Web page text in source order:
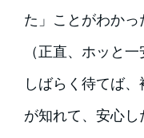
た」ことがわかっ
（正直、ホッと一
しばらく待てば
が知れて、安心し